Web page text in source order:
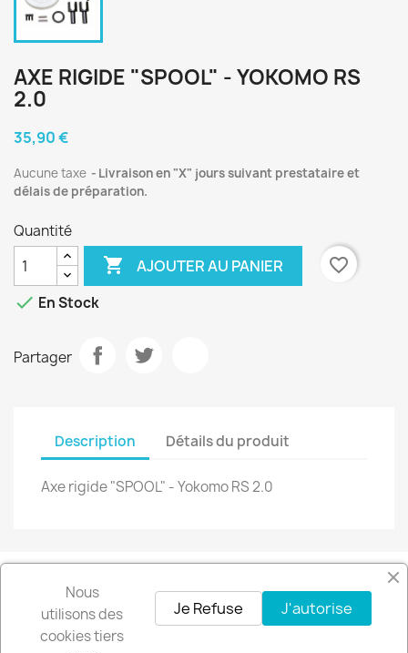
AXE RIGIDE "SPOOL" - YOKOMO RS
2.0
35,90 €
Aucune taxe
Livraison en "X" jours suivant prestataire et
délais de préparation.
Quantité
 AJOUTER AU PANIER
favorite_border
 En Stock
Partager
Description Détails du produit
Axe rigide "SPOOL" - Yokomo RS 2.0
FacebookInstagram
Nous
utilisons des
cookies tiers
J'autorise
Je Refuse